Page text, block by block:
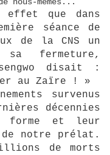
effet que dans
séance de
de la CNS un
fermeture,
disait :
au Zaïre ! »
survenus
décennies
forme et leur
de notre prélat.
de morts